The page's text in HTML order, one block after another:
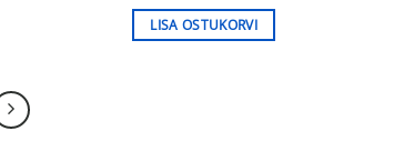
oli:
€2009.82.
LISA OSTUKORVI